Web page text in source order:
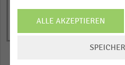
der
befragten
Online-
ALLE AKZEPTIEREN